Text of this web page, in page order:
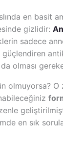
en basit
gizlidir:
sadece
güçlendiren
olması
olmuyorsa? O
en sık